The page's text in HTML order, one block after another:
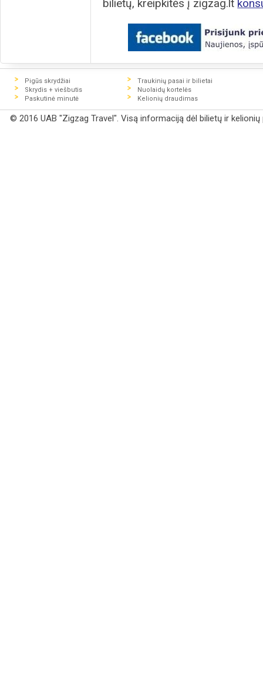
bilietų, kreipkitės į zigzag.lt
Pigūs skrydžiai
Skrydis + viešbutis
Paskutinė minutė
Traukinių pasai ir bilietai
Nuolaidų kortelės
Kelionių draudimas
© 2016 UAB "Zigzag Travel". Visą informaciją dėl bilietų ir